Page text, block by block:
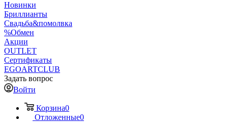
Новинки
Бриллианты
Свадьба&помолвка
%Обмен
Акции
OUTLET
Сертификаты
EGOARTCLUB
Задать вопрос
Войти
Корзина0
Отложенные0